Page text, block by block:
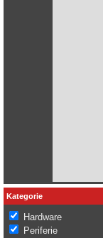
Kategorie
Hardware
Periferie